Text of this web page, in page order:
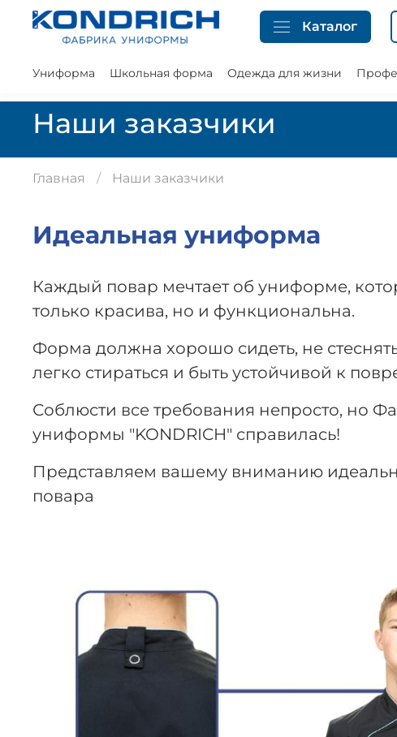
Каталог
Униформа Школьная форма Одежда для жизни
Наши заказчики
Главная Наши заказчики
Идеальная униформа
Каждый повар мечтает об униформе,
только красива, но и функциональна.
Форма должна хорошо сидеть, не
легко стираться и быть устойчивой к
Соблюсти все требования непросто, но
униформы "KONDRICH" справилась!
Представляем вашему вниманию
повара